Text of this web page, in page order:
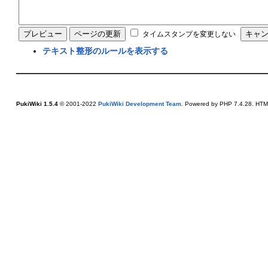
タイムスタンプを変更しない
テキスト整形のルールを表示する
PukiWiki 1.5.4© 2001-2022 PukiWiki Development Team. Powered by PHP 7.4.28.